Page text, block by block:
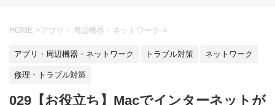
HOME >アプリ・周辺機器・ネットワーク >
アプリ・周辺機器・ネットワーク トラブル対策 ネットワーク
修理・トラブル対策
029【お役立ち】Macでインターネットが